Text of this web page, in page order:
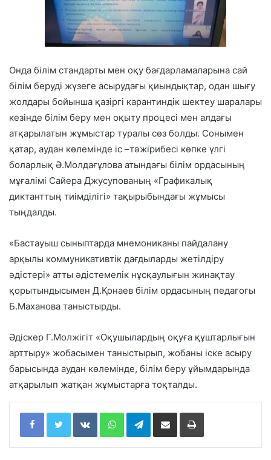
Онда білім стандарты мен оқу бағдарламаларына сай
білім беруді жүзеге асырудағы қиындықтар, одан шығу
жолдары бойынша қазіргі карантиндік шектеу шаралары
кезінде білім беру мен оқыту процесі мен алдағы
атқарылатын жұмыстар туралы сөз болды. Сонымен
қатар, аудан көлемінде іс –тәжірибесі көпке үлгі
боларлық Ә.Молдағұлова атындағы білім ордасының
мұғалімі Сайера Джусупованың «Графикалық
диктанттың тиімділігі» тақырыбындағы жұмысы
тыңдалды.
«Бастауыш сыныптарда мнемониканы пайдалану
арқылы коммуникативтік дағдыларды жетілдіру
әдістері» атты әдістемелік нұсқаулығын жинақтау
қорытындысымен Д.Қонаев білім ордасының педагогы
Б.Маханова таныстырды.
Әдіскер Г.Молжігіт «Оқушылардың оқуға құштарлығын
арттыру» жобасымен таныстырып, жобаны іске асыру
барысында аудан көлемінде, білім беру ұйымдарында
атқарылып жатқан жұмыстарға тоқталды.
Facebook Twitter VKontakte WhatsApp Telegram